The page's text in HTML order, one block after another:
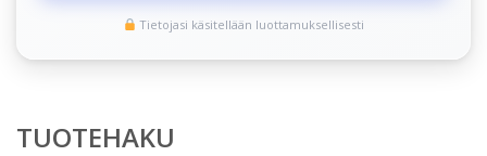
Tietojasi käsitellään luottamuksellisesti
TUOTEHAKU